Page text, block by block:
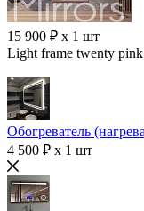
15 900 ₽ x 1 шт
Light frame twenty
Обогреватель
4 500 ₽ x 1 шт